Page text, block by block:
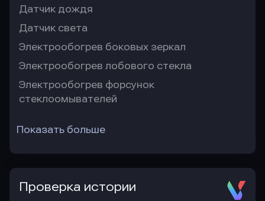
Датчик дождя
Датчик света
Электрообогрев боковых зеркал
Электрообогрев лобового стекла
Электрообогрев форсунок
стеклоомывателей
Показать больше
Проверка истории